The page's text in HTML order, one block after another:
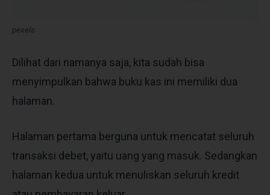
pexels
Dilihat dari namanya saja, kita sudah bisa
menyimpulkan bahwa buku kas ini memiliki dua
halaman.
Halaman pertama berguna untuk mencatat seluruh
transaksi debet, yaitu uang yang masuk. Sedangkan
halaman kedua untuk menuliskan seluruh kredit